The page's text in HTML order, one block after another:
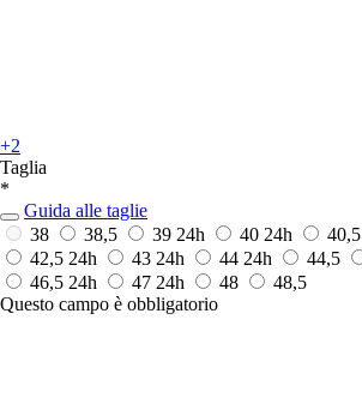
+2
Taglia
*
Guida alle taglie
38
38,5 39 24h 40 24h 40,5
42,5 24h 43 24h 44 24h 44,5
46,5 24h 47 24h 48
48,5
Questo campo è obbligatorio